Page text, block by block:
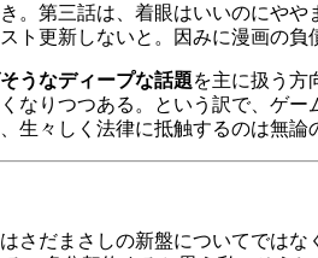
。第三話は、着眼はいいのにや
更新しないと。因みに漫画の負
うなディープな話題を主に扱う方
なりつつある。という訳で、ゲ
生々しく法律に抵触するのは無論
だまさしの新盤についてでは